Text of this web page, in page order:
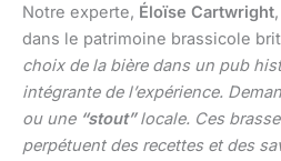
Notre experte, Éloïse Cartwright
dans le patrimoine brassicole
choix de la bière dans un pub
intégrante de l’expérience.
ou une “stout”locale. Ces
perpétuent des recettes et des